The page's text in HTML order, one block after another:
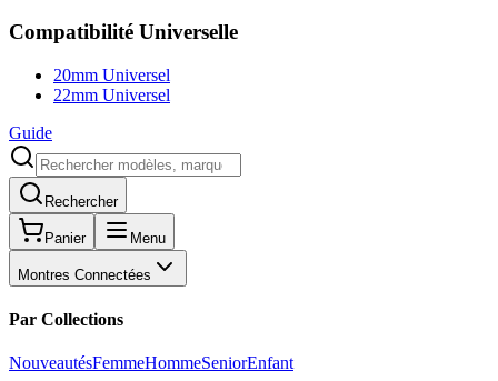
Compatibilité Universelle
20mm Universel
22mm Universel
Guide
Rechercher
Panier Menu
Montres Connectées
Par Collections
NouveautésFemmeHommeSeniorEnfant